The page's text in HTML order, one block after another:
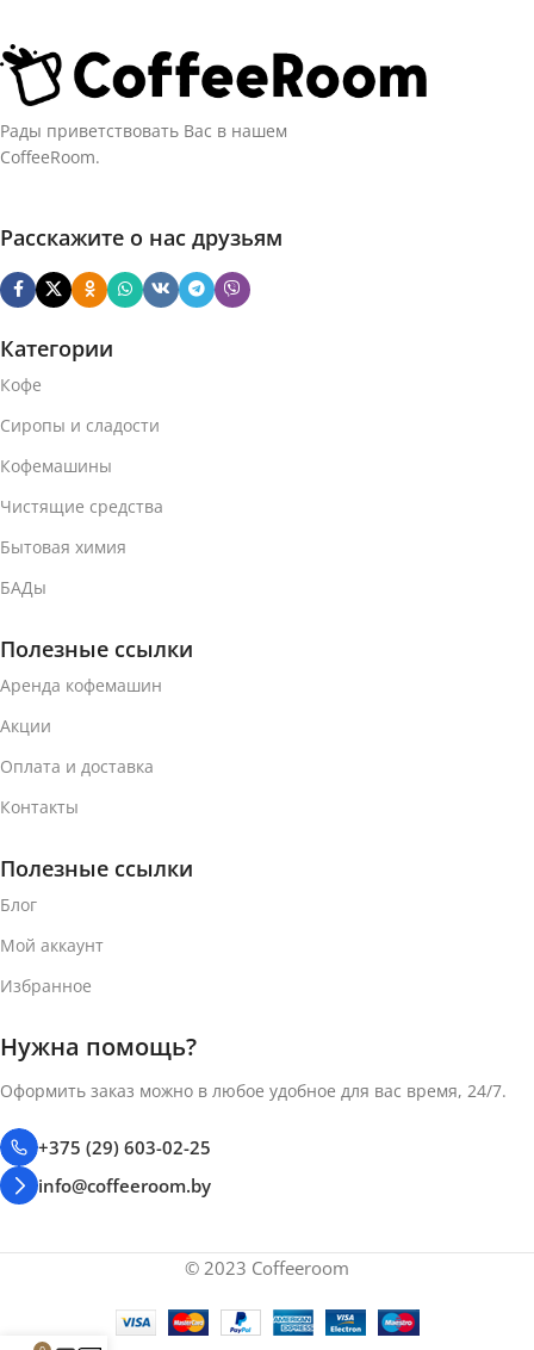
Рады приветствовать Вас в нашем
CoffeeRoom.
Расскажите о нас друзьям
Категории
Кофе
Сиропы и сладости
Кофемашины
Чистящие средства
Бытовая химия
БАДы
Полезные ссылки
Аренда кофемашин
Акции
Оплата и доставка
Контакты
Полезные ссылки
Блог
Мой аккаунт
Избранное
Нужна помощь?
Оформить заказ можно в любое удобное для вас время, 24/7.
+375 (29) 603-02-25
info@coffeeroom.by
© 2023 Coffeeroom